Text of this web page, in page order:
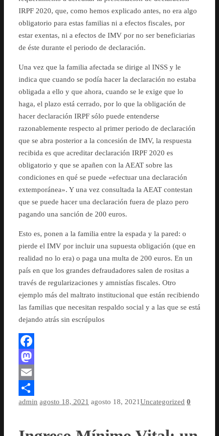
IRPF 2020, que, como hemos explicado antes, no era algo
obligatorio para estas familias ni a efectos fiscales, por
estar exentas, ni a efectos de IMV por no ser beneficiarias
de éste durante el periodo de declaración.
Una vez que la familia afectada se dirige al INSS y le
indica que cuando se podía hacer la declaración no estaba
obligada a ello y que ahora, cuando se le exige que lo
haga, el plazo está cerrado, por lo que la obligación de
hacer declaración IRPF sólo puede entenderse
razonablemente respecto al primer periodo de declaración
que se abra posterior a la concesión de IMV, la respuesta
recibida es que acreditar declaración IRPF 2020 es
obligatorio y que se apañen con la AEAT sobre las
condiciones en qué se puede «efectuar una declaración
extemporánea». Y una vez consultada la AEAT contestan
que se puede hacer una declaración fuera de plazo pero
pagando una sanción de 200 euros.
Esto es, ponen a la familia entre la espada y la pared: o
pierde el IMV por incluir una supuesta obligación (que en
realidad no lo era) o paga una multa de 200 euros. En un
país en que los grandes defraudadores salen de rositas a
través de regularizaciones y amnistías fiscales. Otro
ejemplo más del maltrato institucional que están recibiendo
las familias que necesitan respaldo social y a las que se está
dejando atrás sin escrúpulos
Facebook
Mastodon
Email
Compartir
admin agosto 18, 2021 agosto 18, 2021Uncategorized 0